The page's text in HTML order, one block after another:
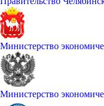
Министерство
Министерство